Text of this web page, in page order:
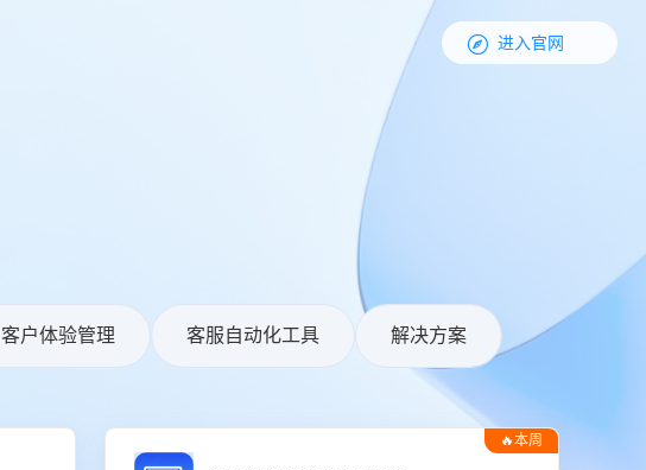
 进入官网
客户体验管理 客服自动化工具 解决方案
🔥本周